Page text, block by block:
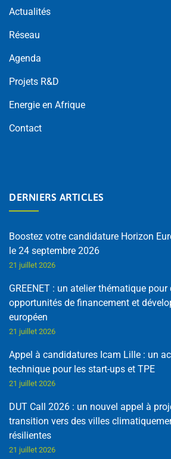
Actualités
Réseau
Agenda
Projets R&D
Energie en Afrique
Contact
DERNIERS ARTICLES
Boostez votre candidature Horizon
le 24 septembre 2026
21 juillet 2026
GREENET : un atelier thématique
opportunités de financement et
européen
21 juillet 2026
Appel à candidatures Icam Lille : un
technique pour les start-ups et TPE
21 juillet 2026
DUT Call 2026 : un nouvel appel à
transition vers des villes
résilientes
21 juillet 2026